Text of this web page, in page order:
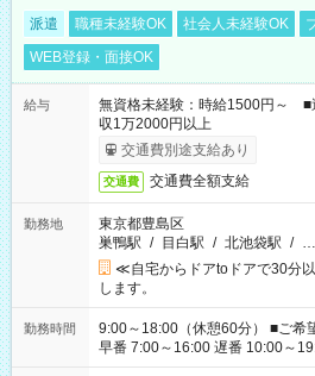
派遣 職種未経験OK 社会人未経験OK
WEB登録・面接OK
給与
無資格未経験：時給1500円～
収1万2000円以上
交通費別途支給あり
交通費 交通費全額支給
勤務地
東京都豊島区
巣鴨駅 / 目白駅 / 北池袋駅 / …
≪自宅からドアtoドアで30分
します。
勤務時間
9:00～18:00（休憩60分） ■ご希望があれば下記シフトもOK！
早番 7:00～16:00 遅番 10:00～19:00
と休みを合わせたい」 「余裕を